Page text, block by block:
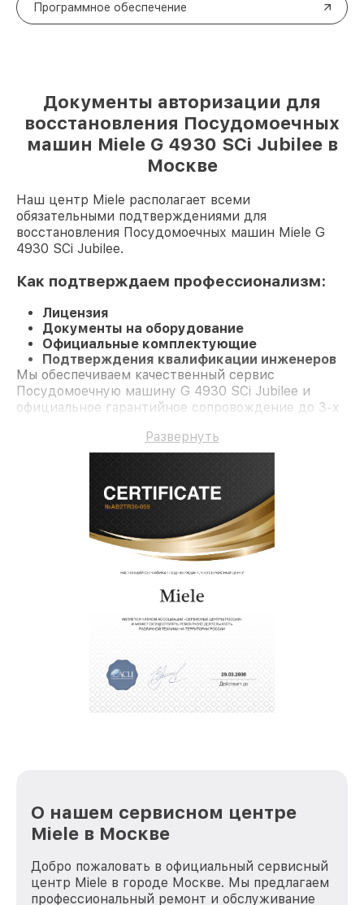
Программное обеспечение
Документы авторизации для
восстановления Посудомоечных
машин Miele G 4930 SCi Jubilee в
Москве
Наш центр Miele располагает всеми
обязательными подтверждениями для
восстановления Посудомоечных машин Miele G
4930 SCi Jubilee.
Как подтверждаем профессионализм:
Лицензия
Документы на оборудование
Официальные комплектующие
Подтверждения квалификации инженеров
Мы обеспечиваем качественный сервис
Посудомоечную машину G 4930 SCi Jubilee и
официальное гарантийное сопровождение до 3-х
Развернуть
О нашем сервисном центре
Miele в Москве
Добро пожаловать в официальный сервисный
центр Miele в городе Москве. Мы предлагаем
профессиональный ремонт и обслуживание